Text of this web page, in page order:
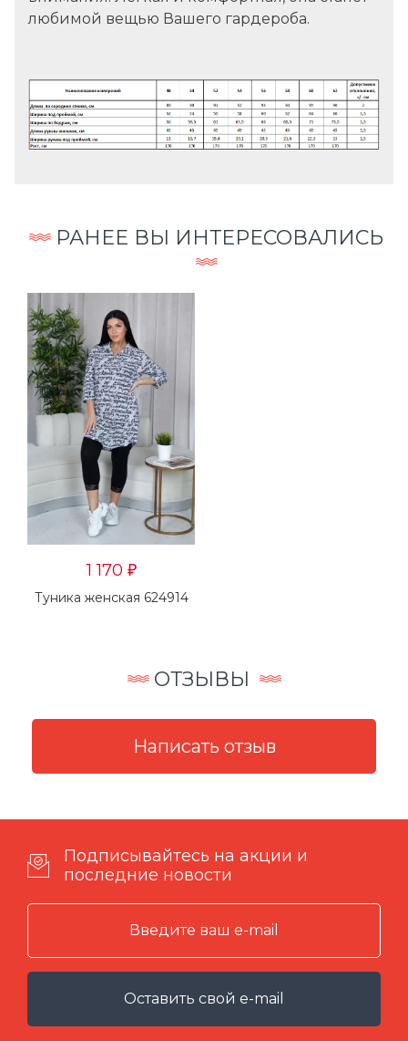
любимой вещью Вашего гардероба.
РАНЕЕ ВЫ ИНТЕРЕСОВАЛИСЬ
1 170 ₽
Туника женская 624914
ОТЗЫВЫ
Подписывайтесь на акции и
последние новости
Оставить свой e-mail